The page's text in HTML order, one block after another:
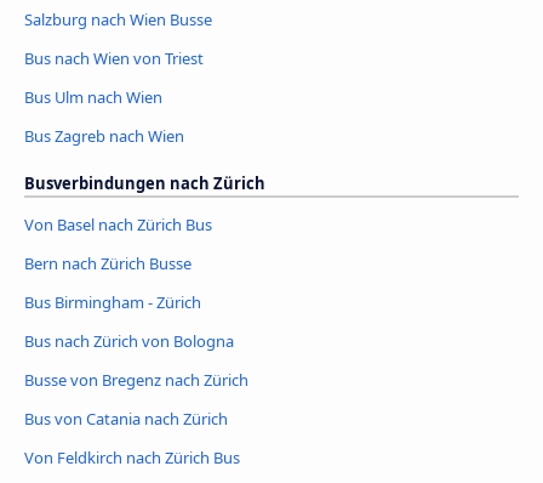
Salzburg nach Wien Busse
Bus nach Wien von Triest
Bus Ulm nach Wien
Bus Zagreb nach Wien
Busverbindungen nach Zürich
Von Basel nach Zürich Bus
Bern nach Zürich Busse
Bus Birmingham - Zürich
Bus nach Zürich von Bologna
Busse von Bregenz nach Zürich
Bus von Catania nach Zürich
Von Feldkirch nach Zürich Bus